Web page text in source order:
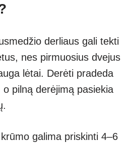
derliaus gali tekti
nes pirmuosius dvejus
lėtai. Derėti pradeda
pilną derėjimą pasiekia
galima priskinti 4–6